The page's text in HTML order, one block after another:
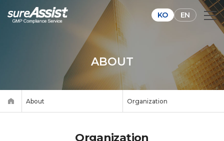
KO EN
ABOUT
About Organization
Organization